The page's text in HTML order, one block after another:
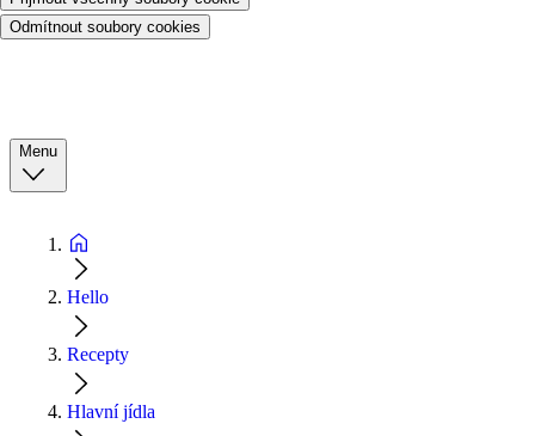
Odmítnout soubory cookies
Menu
Hello
Recepty
Hlavní jídla